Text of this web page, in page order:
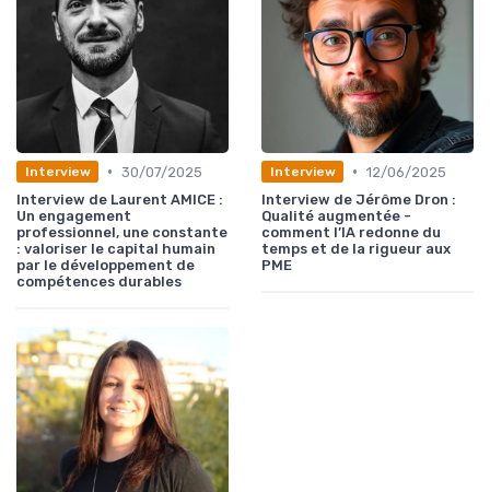
Interview • 30/07/2025
Interview de Laurent AMICE :
Un engagement
professionnel, une constante
: valoriser le capital humain
par le développement de
compétences durables
Interview • 12/06/2025
Interview de Jérôme Dron :
Qualité augmentée -
comment l’IA redonne du
temps et de la rigueur aux
PME